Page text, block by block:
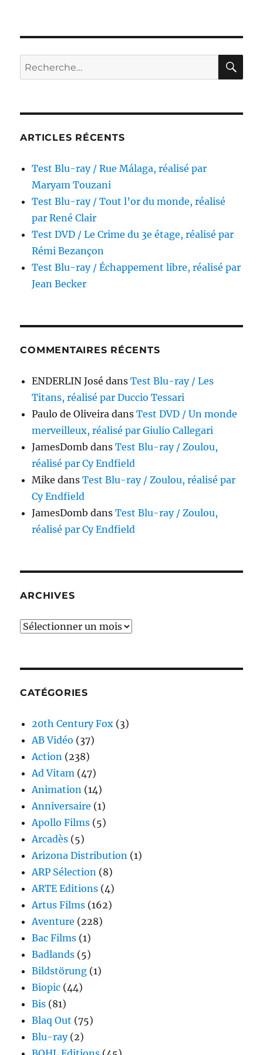
Harley
Davidson
et
réalisé
Wincer
Recherche
pour :
ARTICLES RÉCENTS
Test Blu-ray / Rue Málaga, réalisé par
Maryam Touzani
Test Blu-ray / Tout l’or du monde, réalisé
par René Clair
Test DVD / Le Crime du 3e étage, réalisé par
Rémi Bezançon
Test Blu-ray / Échappement libre, réalisé par
Jean Becker
COMMENTAIRES RÉCENTS
ENDERLIN José dansTest Blu-ray / Les
Titans, réalisé par Duccio Tessari
Paulo de Oliveira dansTest DVD / Un monde
merveilleux, réalisé par Giulio Callegari
JamesDomb dansTest Blu-ray / Zoulou,
réalisé par Cy Endfield
Mike dansTest Blu-ray / Zoulou, réalisé par
Cy Endfield
JamesDomb dansTest Blu-ray / Zoulou,
réalisé par Cy Endfield
ARCHIVES
Archives
CATÉGORIES
20th Century Fox (3)
AB Vidéo (37)
Action (238)
Ad Vitam (47)
Animation (14)
Anniversaire (1)
Apollo Films (5)
Arcadès (5)
Arizona Distribution (1)
ARP Sélection (8)
ARTE Editions (4)
Artus Films (162)
Aventure (228)
Bac Films (1)
Badlands (5)
Bildstörung (1)
Biopic (44)
Bis (81)
Blaq Out (75)
Blu-ray(2)